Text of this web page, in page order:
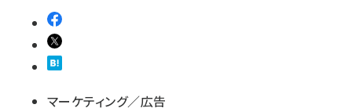
マーケティング／広告